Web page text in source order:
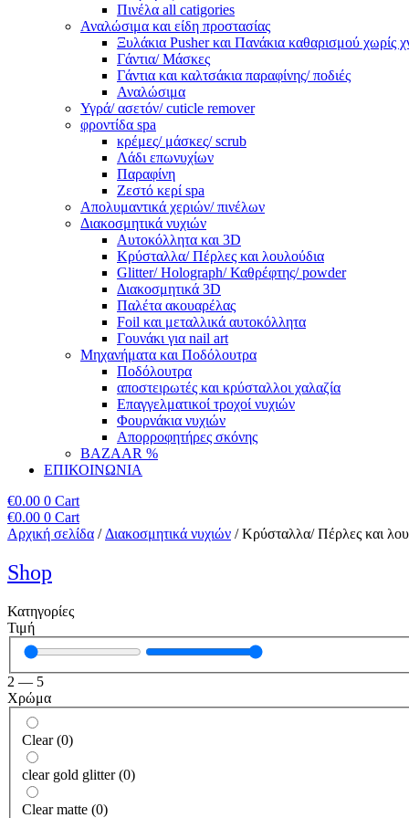
Πινέλα all catigories
Αναλώσιμα και είδη προστασίας
Ξυλάκια Pusher και Πανάκια καθαρισμού χωρίς
Γάντια/ Μάσκες
Γάντια και καλτσάκια παραφίνης/ ποδιές
Αναλώσιμα
Υγρά/ ασετόν/ cuticle remover
φροντίδα spa
κρέμες/ μάσκες/ scrub
Λάδι επωνυχίων
Παραφίνη
Ζεστό κερί spa
Απολυμαντικά χεριών/ πινέλων
Διακοσμητικά νυχιών
Αυτοκόλλητα και 3D
Κρύσταλλα/ Πέρλες και λουλούδια
Glitter/ Holograph/ Καθρέφτης/ powder
Διακοσμητικά 3D
Παλέτα ακουαρέλας
Foil και μεταλλικά αυτοκόλλητα
Γουνάκι για nail art
Μηχανήματα και Ποδόλουτρα
Ποδόλουτρα
αποστειρωτές και κρύσταλλοι χαλαζία
Επαγγελματικοί τροχοί νυχιών
Φουρνάκια νυχιών
Απορροφητήρες σκόνης
BAZAAR %
ΕΠΙΚΟΙΝΩΝΙΑ
€0.00 0 Cart
€0.00 0 Cart
Αρχική σελίδα / Διακοσμητικά νυχιών / Κρύσταλλα/ Πέρλες και
Shop
Κατηγορίες
Τιμή
2 — 5
Χρώμα
Clear (0)
clear gold glitter (0)
Clear matte (0)